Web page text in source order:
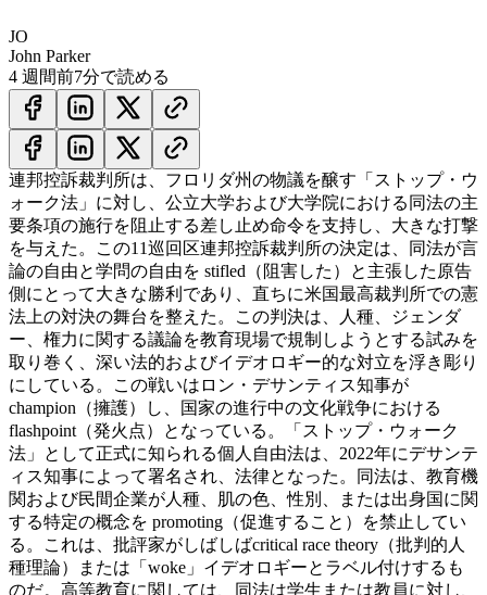
JO
John Parker
4 週間前7分で読める
連邦控訴裁判所は、フロリダ州の物議を醸す「ストップ・ウ
ォーク法」に対し、公立大学および大学院における同法の主
要条項の施行を阻止する差し止め命令を支持し、大きな打撃
を与えた。この11巡回区連邦控訴裁判所の決定は、同法が言
論の自由と学問の自由を stifled（阻害した）と主張した原告
側にとって大きな勝利であり、直ちに米国最高裁判所での憲
法上の対決の舞台を整えた。この判決は、人種、ジェンダ
ー、権力に関する議論を教育現場で規制しようとする試みを
取り巻く、深い法的およびイデオロギー的な対立を浮き彫り
にしている。この戦いはロン・デサンティス知事が
champion（擁護）し、国家の進行中の文化戦争における
flashpoint（発火点）となっている。
「ストップ・ウォーク
法」として正式に知られる個人自由法は、2022年にデサンテ
ィス知事によって署名され、法律となった。同法は、教育機
関および民間企業が人種、肌の色、性別、または出身国に関
する特定の概念を promoting（促進すること）を禁止してい
る。これは、批評家がしばしばcritical race theory（批判的人
種理論）または「woke」イデオロギーとラベル付けするも
のだ。高等教育に関しては、同法は学生または教員に対し、